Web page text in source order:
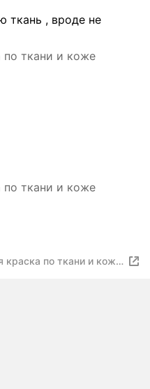
ткань , вроде не
ткани и коже
ткани и коже
краска по ткани и коже